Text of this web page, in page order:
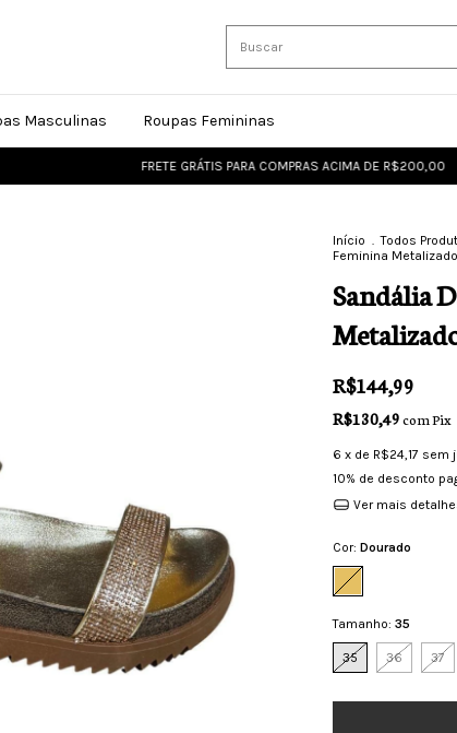
Masculinas Roupas Femininas
FRETE GRÁTIS PARA COMPRAS ACIMA DE R$200,00
Início . Todos
Feminina
Sandália
R$144,99
R$130,49comPix
6 x de R$24,17 sem
10% de desconto
Ver mais
Cor: Dourado
Tamanho: 35
35 36 37